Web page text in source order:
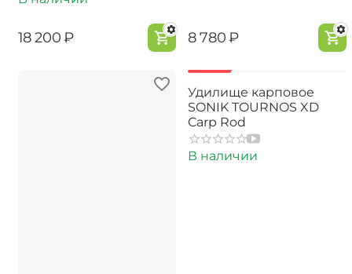
‍18 200‍₽ ‍8 780‍₽
Удилище карповое
SONIK TOURNOS XD
Carp Rod
В наличии